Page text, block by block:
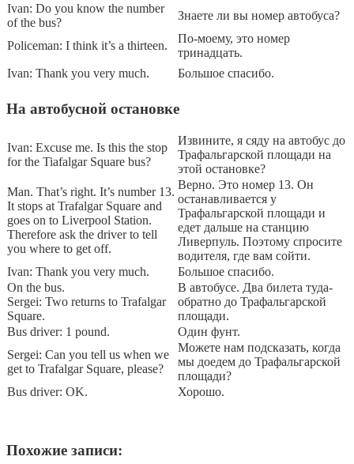
Ivan: Do you know the number
of the bus?
Знаете ли вы номер автобуса?
Policeman: I think it’s a thirteen.
По-моему, это номер
тринадцать.
Ivan: Thank you very much.
Большое спасибо.
На автобусной остановке
Ivan: Excuse me. Is this the stop
for the Tiafalgar Square bus?
Извините, я сяду на автобус до
Трафальгарской площади на
этой остановке?
Man. That’s right. It’s number 13.
It stops at Trafalgar Square and
goes on to Liverpool Station.
Therefore ask the driver to tell
you where to get off.
Верно. Это номер 13. Он
останавливается у
Трафальгарской площади и
едет дальше на станцию
Ливерпуль. Поэтому спросите
водителя, где вам сойти.
Ivan: Thank you very much.
Большое спасибо.
On the bus.
Sergei: Two returns to Trafalgar
Square.
В автобусе. Два билета туда-
обратно до Трафальгарской
площади.
Bus driver: 1 pound.
Один фунт.
Sergei: Can you tell us when we
get to Trafalgar Square, please?
Можете нам подсказать, когда
мы доедем до Трафальгарской
площади?
Bus driver: OK.
Хорошо.
Похожие записи: